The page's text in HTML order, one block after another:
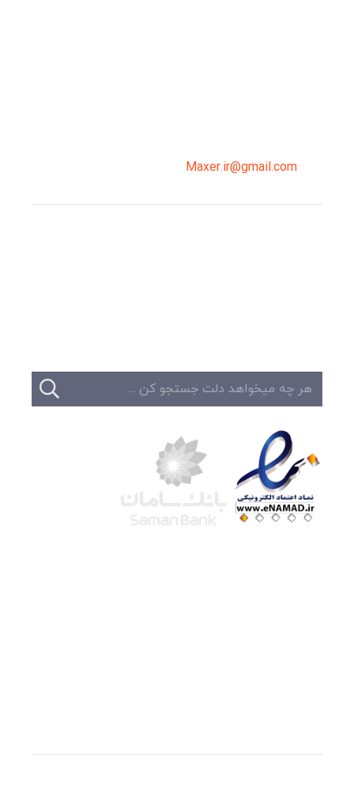
Maxer.ir@gmail.com